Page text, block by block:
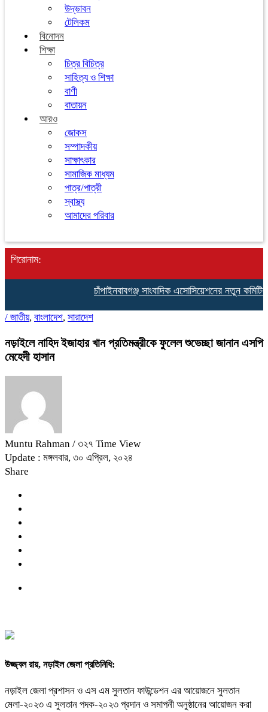
উদ্ভাবন
টেলিকম
বিনোদন
শিক্ষা
চিত্র বিচিত্র
সাহিত্য ও শিক্ষা
বাণী
বাতায়ন
আরও
জোকস
সম্পাদকীয়
সাক্ষাৎকার
সামাজিক মাধ্যম
পাত্র/পাত্রী
স্বাস্থ্য
আমাদের পরিবার
শিরোনাম:
চাঁপাইনবাবগঞ্জ সাংবাদিক এসোসিয়েশনের নতুন কমিটির
/ জাতীয়, বাংলাদেশ, সারাদেশ
নড়াইলে নাহিদ ইজাহার খান প্রতিমন্ত্রীকে ফুলেল শুভেচ্ছা জানান এসপি
মেহেদী হাসান
Muntu Rahman / ৩২৭ Time View
Update : মঙ্গলবার, ৩০ এপ্রিল, ২০২৪
Share
উজ্জ্বল রায়, নড়াইল জেলা প্রতিনিধি:
নড়াইল জেলা প্রশাসন ও এস এম সুলতান ফাউন্ডেশন এর আয়োজনে সুলতান
মেলা-২০২৩ এ সুলতান পদক-২০২৩ প্রদান ও সমাপনী অনুষ্ঠানের আয়োজন করা